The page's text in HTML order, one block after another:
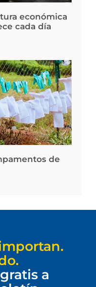
económica
cada día
de
a